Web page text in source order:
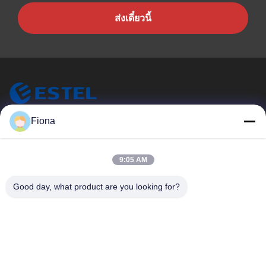
ส่งเดี๋ยวนี้
ESTEL (GUANGDONG) TECHNOLOGY CO., LTD.
บ้าน
ใหม่
Fiona
9:05 AM
Good day, what product are you looking for?